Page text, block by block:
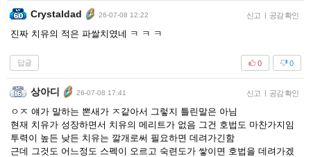
Crystaldad 26-07-08 12:22 신고 | 공감 확인
진짜 치유의 적은 파쌀치였네 ㅋ ㅋ ㅋ
답글 0
0
상아디 26-07-08 17:41 신고 | 공감 확인
ㅇㅈ 얘가 말하는 뽄새가 ㅈ같아서 그렇지 틀린말은 아님
현재 치유가 성장하면서 치유의 메리트가 없음 그건 호법도 마찬가지임
투력이 높든 낮든 치유는 깔개로써 필요하면 데려가긴함
근데 그것도 어느정도 스펙이 오르고 숙련도가 쌓이면 호법을 데려가겠